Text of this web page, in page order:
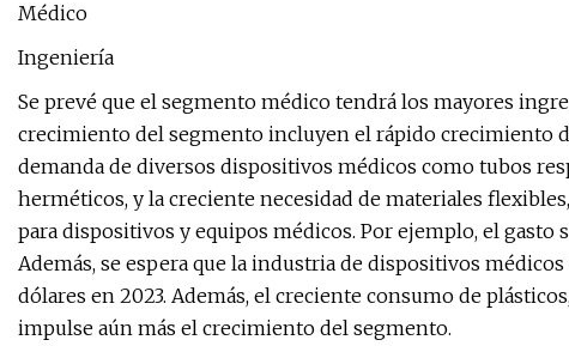
Médico
Ingeniería
Se prevé que el segmento médico tendrá los mayores
crecimiento del segmento incluyen el rápido crecimiento
demanda de diversos dispositivos médicos como tubos
herméticos, y la creciente necesidad de materiales
para dispositivos y equipos médicos. Por ejemplo, el gasto
Además, se espera que la industria de dispositivos
dólares en 2023. Además, el creciente consumo de
impulse aún más el crecimiento del segmento.